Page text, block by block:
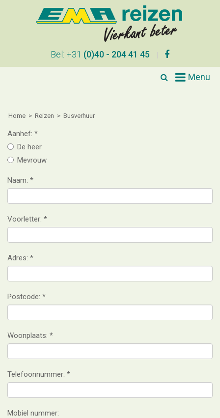
Bel: +31 (0)40 - 204 41 45 
Menu
Home Reizen Busverhuur
Aanhef:
De heer
Mevrouw
Naam:
Voorletter:
Adres:
Postcode:
Woonplaats:
Telefoonnummer:
Mobiel nummer: